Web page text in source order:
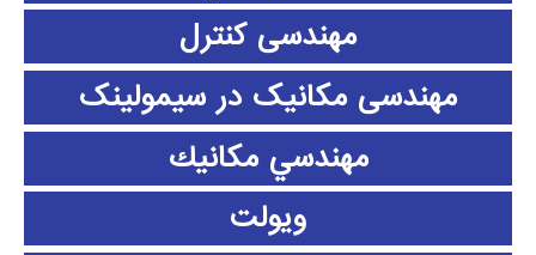
مهندسی کنترل
مهندسی مکانیک در سیمولینک
مهندسي مكانيك
ویولت